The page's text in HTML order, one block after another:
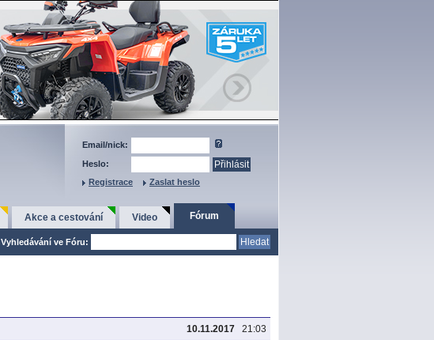
Email/nick:
Heslo:
Registrace
Zaslat heslo
Akce a cestování Video Fórum
Vyhledávání ve Fóru:
10.11.2017 21:03